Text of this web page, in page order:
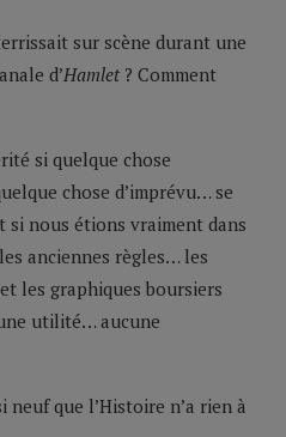
sur scène durant une
d’Hamlet ? Comment
si quelque chose
chose d’imprévu… se
nous étions vraiment dans
anciennes règles… les
les graphiques boursiers
utilité… aucune
que l’Histoire n’a rien à